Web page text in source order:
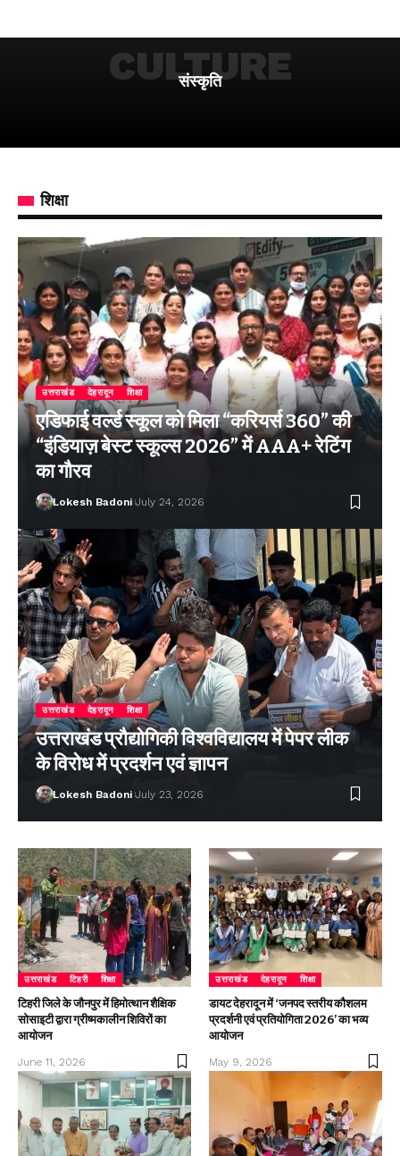
संस्कृति
CULTURE
शिक्षा
उत्तराखंड देहरादून शिक्षा
एडिफाई वर्ल्ड स्कूल को मिला “करियर्स 360” की
“इंडियाज़ बेस्ट स्कूल्स 2026” में AAA+ रेटिंग
का गौरव
Lokesh Badoni July 24, 2026
उत्तराखंड देहरादून शिक्षा
उत्तराखंड प्रौद्योगिकी विश्वविद्यालय में पेपर लीक
के विरोध में प्रदर्शन एवं ज्ञापन
Lokesh Badoni July 23, 2026
उत्तराखंड टिहरी शिक्षा
टिहरी जिले के जौनपुर में हिमोत्थान शैक्षिक
सोसाइटी द्वारा ग्रीष्मकालीन शिविरों का
आयोजन
June 11, 2026
उत्तराखंड देहरादून शिक्षा
डायट देहरादून में ‘जनपद स्तरीय कौशलम
प्रदर्शनी एवं प्रतियोगिता 2026’ का भव्य
आयोजन
May 9, 2026